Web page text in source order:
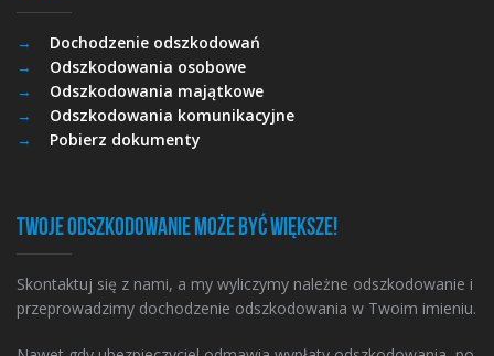
Dochodzenie odszkodowań
Odszkodowania osobowe
Odszkodowania majątkowe
Odszkodowania komunikacyjne
Pobierz dokumenty
Twoje odszkodowanie może być większe!
Skontaktuj się z nami, a my wyliczymy należne odszkodowanie i
przeprowadzimy dochodzenie odszkodowania w Twoim imieniu.